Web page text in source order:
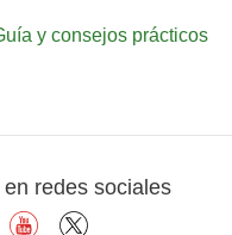
y consejos prácticos
redes sociales
instagramyoutube